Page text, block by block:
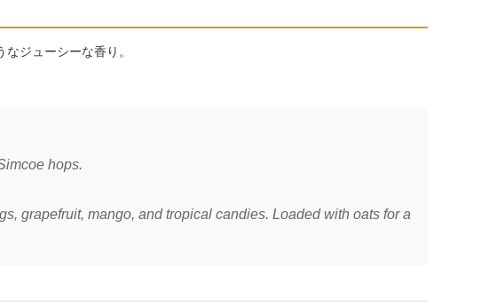
ジューシーな香り。
hops.
grapefruit, mango, and tropical candies. Loaded with oats for a